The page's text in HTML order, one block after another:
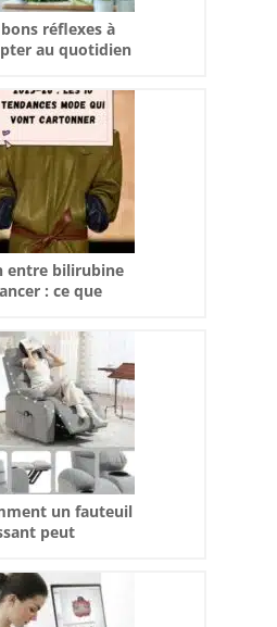
réflexes à
au quotidien
durablement
entre bilirubine
: ce que
un fauteuil
peut
et conseils